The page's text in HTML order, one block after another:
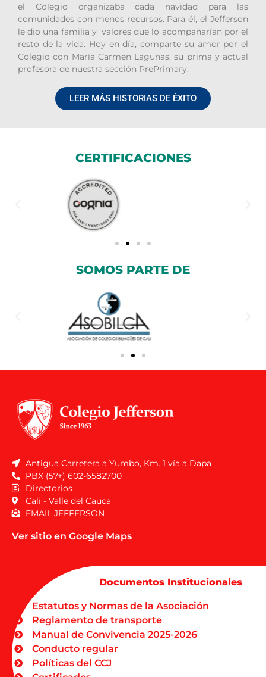
el Colegio organizaba cada navidad para las
comunidades con menos recursos. Para él, el Jefferson
le dio una familia y valores que lo acompañarían por el
resto de la vida. Hoy en día, comparte su amor por el
Colegio con María Carmen Lagunas, su prima y actual
profesora de nuestra sección PrePrimary.
LEER MÁS HISTORIAS DE ÉXITO
CERTIFICACIONES
SOMOS PARTE DE
Antigua Carretera a Yumbo, Km. 1 vía a Dapa
PBX (57+) 602-6582700
Directorios
Cali - Valle del Cauca
EMAIL JEFFERSON
Ver sitio en Google Maps
Documentos Institucionales
Estatutos y Normas de la Asociación
Reglamento de transporte
Manual de Convivencia 2025-2026
Conducto regular
Políticas del CCJ